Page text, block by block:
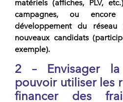
matériels (affiches, PLV,
campagnes, ou
développement du
nouveaux candidats
exemple).
2 – Envisager
pouvoir utiliser les
financer des